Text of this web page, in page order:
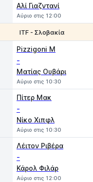
Αλί Γιαζντανί
Αύριο στις 12:00
ITF - Σλοβακία
Pizzigoni M
-
Ματίας Ουβάρι
Αύριο στις 10:30
Πίτερ Μακ
-
Νίκο Χιπφλ
Αύριο στις 10:30
Λέιτον Ριβέρα
-
Κάρολ Φιλάρ
Αύριο στις 12:00